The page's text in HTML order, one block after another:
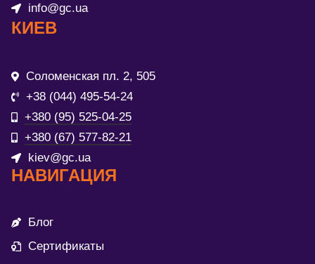
info@gc.ua
КИЕВ
Соломенская пл. 2, 505
+38 (044) 495-54-24
+380 (95) 525-04-25
+380 (67) 577-82-21
kiev@gc.ua
НАВИГАЦИЯ
Блог
Сертификаты